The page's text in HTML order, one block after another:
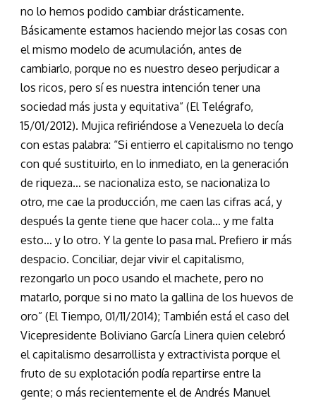
no lo hemos podido cambiar drásticamente.
Básicamente estamos haciendo mejor las cosas con
el mismo modelo de acumulación, antes de
cambiarlo, porque no es nuestro deseo perjudicar a
los ricos, pero sí es nuestra intención tener una
sociedad más justa y equitativa” (El Telégrafo,
15/01/2012). Mujica refiriéndose a Venezuela lo decía
con estas palabra: “Si entierro el capitalismo no tengo
con qué sustituirlo, en lo inmediato, en la generación
de riqueza… se nacionaliza esto, se nacionaliza lo
otro, me cae la producción, me caen las cifras acá, y
después la gente tiene que hacer cola… y me falta
esto… y lo otro. Y la gente lo pasa mal. Prefiero ir más
despacio. Conciliar, dejar vivir el capitalismo,
rezongarlo un poco usando el machete, pero no
matarlo, porque si no mato la gallina de los huevos de
oro” (El Tiempo, 01/11/2014); También está el caso del
Vicepresidente Boliviano García Linera quien celebró
el capitalismo desarrollista y extractivista porque el
fruto de su explotación podía repartirse entre la
gente; o más recientemente el de Andrés Manuel